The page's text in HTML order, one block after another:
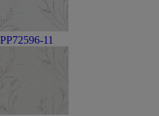
PP72596-11